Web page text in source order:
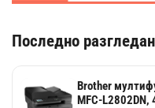
Последно
Brother
MFC-L2802DN,